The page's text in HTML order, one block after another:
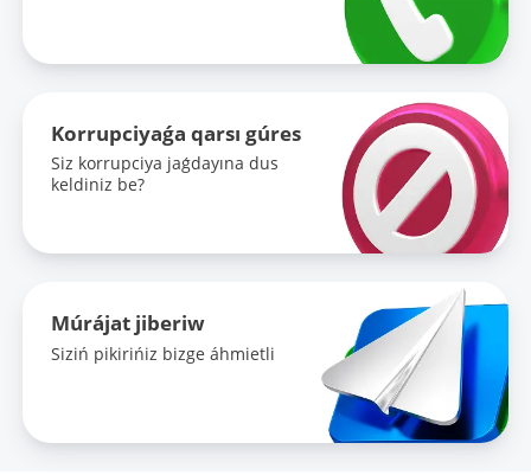
Korrupciyaǵa qarsı gúres
Siz korrupciya jaǵdayına dus
keldiniz be?
Múrájat jiberiw
Siziń pikirińiz bizge áhmietli